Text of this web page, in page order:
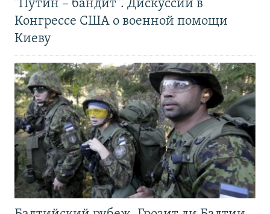
"Путин – бандит". Дискуссии в
Конгрессе США о военной помощи
Киеву